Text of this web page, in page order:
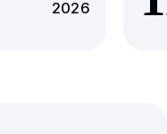
2026